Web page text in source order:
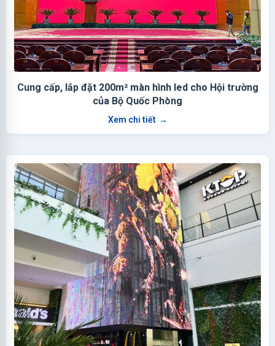
Cung cấp, lắp đặt 200m² màn hình led cho Hội trường
của Bộ Quốc Phòng
Xem chi tiết →